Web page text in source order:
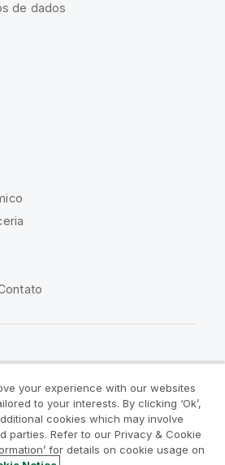
de dados
Termos do produto
Políticas Legais
Marcas comerciais
your experience with our websites
to your interests. By clicking ‘Ok’,
cookies which may involve
parties. Refer to our Privacy & Cookie
for details on cookie usage on